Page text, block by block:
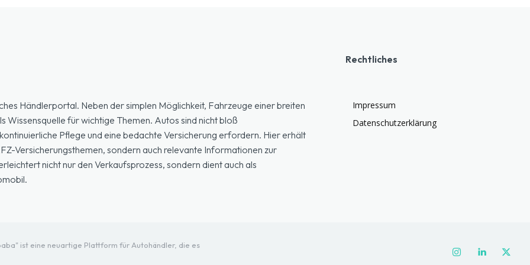
Händlerportal. Neben der simplen Möglichkeit, Fahrzeuge einer breiten
für wichtige Themen. Autos sind nicht bloß
Pflege und eine bedachte Versicherung erfordern. Hier erhält
Versicherungsthemen, sondern auch relevante Informationen zur
nicht nur den Verkaufsprozess, sondern dient auch als
Rechtliches
Impressum
Datenschutzerklärung
ist eine neuartige Plattform für Autohändler, die es